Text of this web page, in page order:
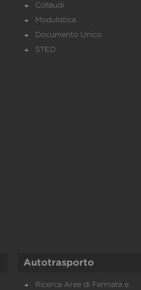
Collaudi
Modulistica
Documento Unico
STED
Autotrasporto
Ricerca Aree di Fermata e